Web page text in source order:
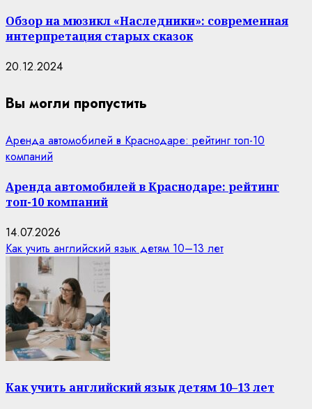
Обзор на мюзикл «Наследники»: современная
интерпретация старых сказок
20.12.2024
Вы могли пропустить
Аренда автомобилей в Краснодаре: рейтинг топ-10
компаний
Аренда автомобилей в Краснодаре: рейтинг
топ-10 компаний
14.07.2026
Как учить английский язык детям 10–13 лет
Как учить английский язык детям 10–13 лет